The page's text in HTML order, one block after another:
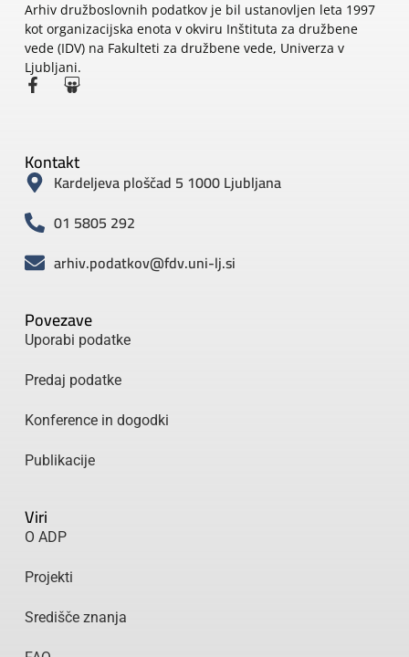
Arhiv družboslovnih podatkov je bil ustanovljen leta 1997
kot organizacijska enota v okviru Inštituta za družbene
vede (IDV) na Fakulteti za družbene vede, Univerza v
Ljubljani.
Povezave
Uporabi podatke
Predaj podatke
Konference in dogodki
Publikacije
Viri
O ADP
Projekti
Središče znanja
Kontakt
Kardeljeva ploščad 5 1000 Ljubljana
01 5805 292
arhiv.podatkov@fdv.uni-lj.si